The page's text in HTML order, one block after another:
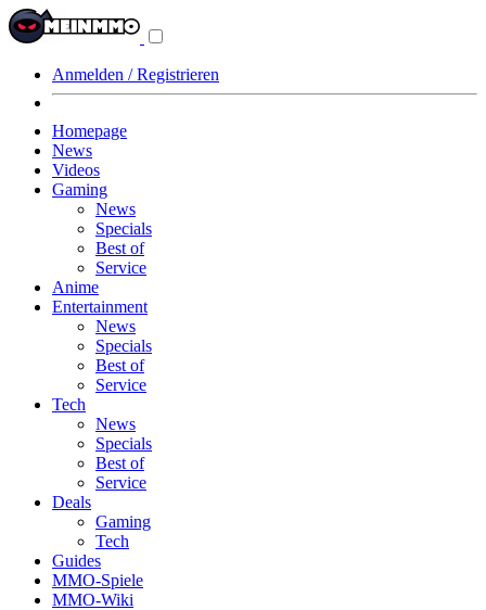
Anmelden / Registrieren
Homepage
News
Videos
Gaming
News
Specials
Best of
Service
Anime
Entertainment
News
Specials
Best of
Service
Tech
News
Specials
Best of
Service
Deals
Gaming
Tech
Guides
MMO-Spiele
MMO-Wiki